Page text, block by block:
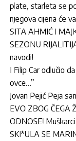
plate, starleta se
njegova cijena će
SITA AHMIĆ I
SEZONU
navodi!
I Filip Car odlučio
ovce…”
Jovan Pejić Peja
EVO ZBOG ČEGA
ODNOSE!
SKI*ULA SE